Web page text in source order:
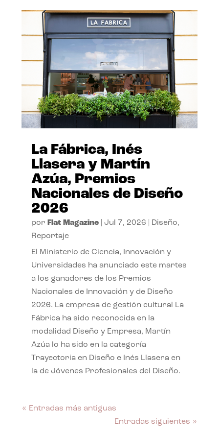
La Fábrica, Inés
Llasera y Martín
Azúa, Premios
Nacionales de Diseño
2026
por Flat Magazine| Jul 7, 2026 Diseño,
Reportaje
El Ministerio de Ciencia, Innovación y
Universidades ha anunciado este martes
a los ganadores de los Premios
Nacionales de Innovación y de Diseño
2026. La empresa de gestión cultural La
Fábrica ha sido reconocida en la
modalidad Diseño y Empresa, Martín
Azúa lo ha sido en la categoría
Trayectoria en Diseño e Inés Llasera en
la de Jóvenes Profesionales del Diseño.
« Entradas más antiguas
Entradas siguientes »